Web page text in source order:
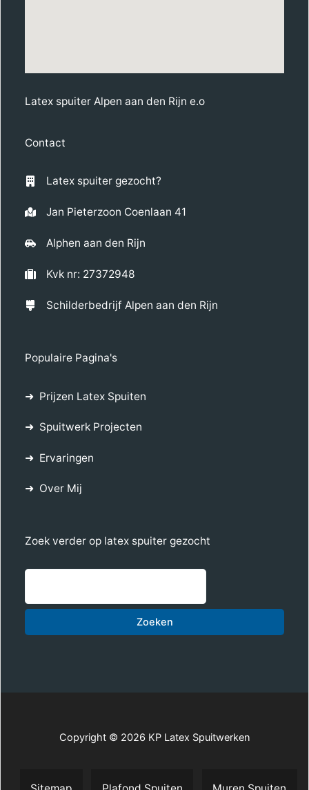
Latex spuiter Alpen aan den Rijn e.o
Contact
Latex spuiter gezocht?
Jan Pieterzoon Coenlaan 41
Alphen aan den Rijn
Kvk nr: 27372948
Schilderbedrijf Alpen aan den Rijn
Populaire Pagina's
Prijzen Latex Spuiten
Spuitwerk Projecten
Ervaringen
Over Mij
Zoek verder op latex spuiter gezocht
Zoeken
Copyright © 2026 KP Latex Spuitwerken